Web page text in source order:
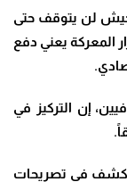
لن يتوقف حتى
المعركة يعني دفع
.
إن التركيز في
.
كشف في تصريحات